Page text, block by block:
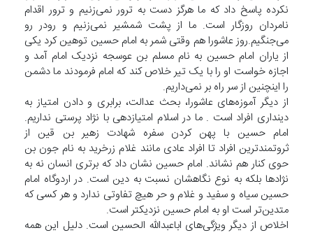
نکرده پاسخ داد که ما هرگز دست به ترور نمی‌زنیم و ترور اقدام
نامردان روزگار است. ما از پشت شمشیر نمی‌زنیم و رودر رو
می‌جنگیم.روز عاشورا هم وقتی شمر به امام حسین توهین کرد یکی
از یاران امام حسین به نام مسلم بن عوسجه نزدیک امام آمد و
اجازه خواست او را با یک تیر خلاص کند که امام فرمودند ما دشمن
را اینچنین از سر راه بر نمی‌داریم.
از دیگر آموزه‌های عاشورا، بحث عدالت، برابری و دادن امتیاز به
دینداری افراد است . ما در اسلام امتیازدهی با نژاد پرستی نداریم.
امام حسین با پهن کردن سفره شهادت زهیر بن قین از
ثروتمندترین افراد تا افراد عادی مانند غلام زرخرید به نام جون بن
حوی کنار هم نشاند. امام حسین نشان داد که برتری انسان نه به
نژادها بلکه به نوع نگاهشان نسبت به دین است. در اردوگاه امام
حسین سیاه و سفید و غلام و حر هیچ تفاوتی ندارد و هر کسی که
متدین‌تر است او به امام حسین نزدیکتر است.
اخلاص از دیگر ویژگی‌های اباعبدالله الحسین است. دلیل این همه